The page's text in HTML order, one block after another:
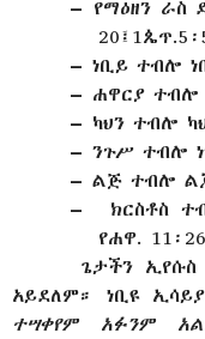
– የማዕዘን ራስ
– ነቢይ ተብሎ
– ሐዋርያ ተብሎ
– ካህን ተብሎ
– ንጉሥ ተብሎ
– ልጅ ተብሎ
–
ክርስቶስ
የሐዋ.
ጌታችን ኢየሱስ
አይደለም። ነቢዩ
ተሣቀየም አፉንም